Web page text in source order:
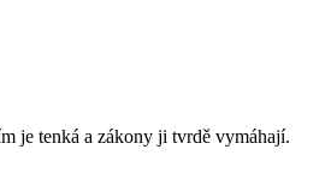
je tenká a zákony ji tvrdě vymáhají.